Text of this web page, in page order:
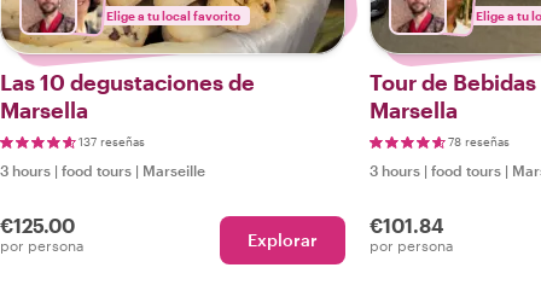
Elige a tu local favorito
Las 10 degustaciones de
Marsella
137 reseñas
3 hours | food tours | Marseille
€125.00
por persona Explorar
Elige a tu
Tour de Bebidas
Marsella
78 reseñas
3 hours | food tours |
€101.84
por persona